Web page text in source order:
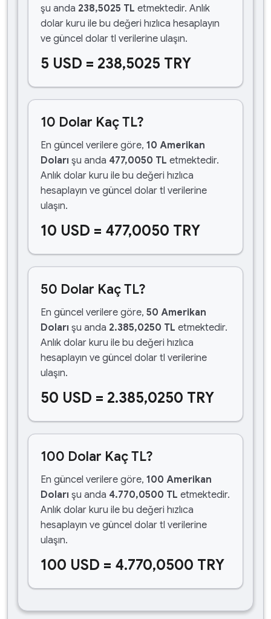
şu anda 238,5025 TL etmektedir. Anlık
dolar kuru ile bu değeri hızlıca hesaplayın
ve güncel dolar tl verilerine ulaşın.
5 USD = 238,5025 TRY
10 Dolar Kaç TL?
En güncel verilere göre, 10 Amerikan
Doları şu anda 477,0050 TL etmektedir.
Anlık dolar kuru ile bu değeri hızlıca
hesaplayın ve güncel dolar tl verilerine
ulaşın.
10 USD = 477,0050 TRY
50 Dolar Kaç TL?
En güncel verilere göre, 50 Amerikan
Doları şu anda 2.385,0250 TL etmektedir.
Anlık dolar kuru ile bu değeri hızlıca
hesaplayın ve güncel dolar tl verilerine
ulaşın.
50 USD = 2.385,0250 TRY
100 Dolar Kaç TL?
En güncel verilere göre, 100 Amerikan
Doları şu anda 4.770,0500 TL etmektedir.
Anlık dolar kuru ile bu değeri hızlıca
hesaplayın ve güncel dolar tl verilerine
ulaşın.
100 USD = 4.770,0500 TRY